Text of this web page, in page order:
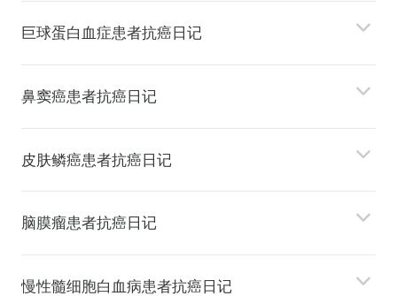
巨球蛋⽩⾎症患者抗癌日记
⿐窦癌患者抗癌日记
⽪肤鳞癌患者抗癌日记
脑膜瘤患者抗癌日记
慢性髓细胞⽩⾎病患者抗癌日记